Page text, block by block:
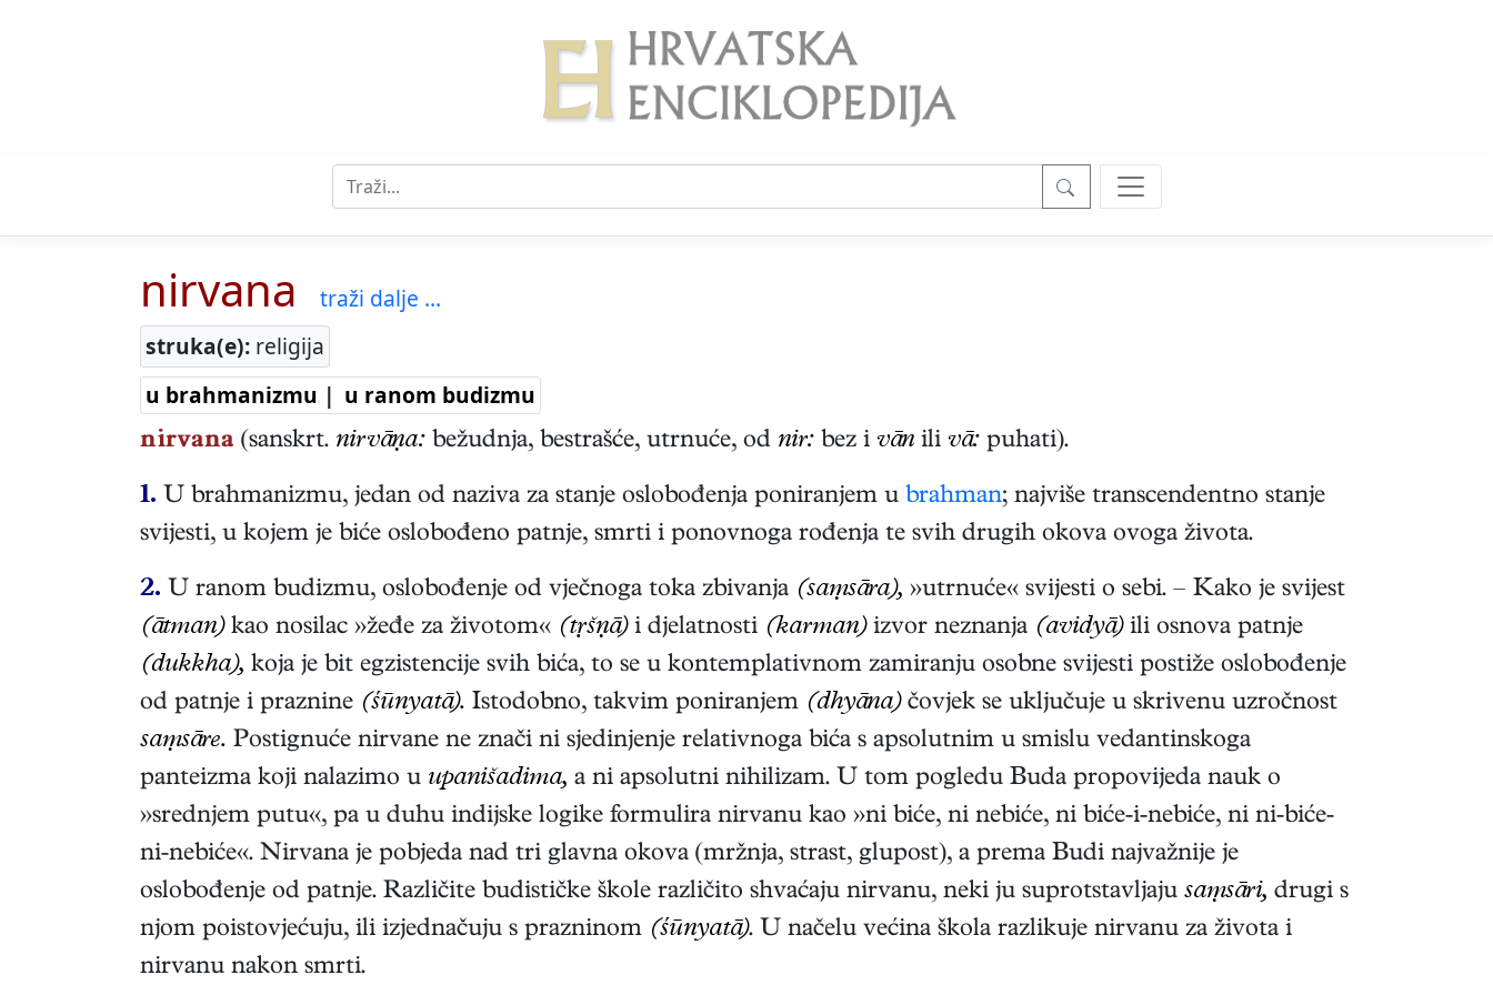
nirvana
traži dalje ...
struka(e): religija
u brahmanizmu | u ranom budizmu
nirvana (sanskrt. nirvāṇa: bežudnja, bestrašće, utrnuće, od nir: bez i vān ili vā: puhati).
1. U brahmanizmu, jedan od naziva za stanje oslobođenja poniranjem u brahman; najviše transcendentno stanje
svijesti, u kojem je biće oslobođeno patnje, smrti i ponovnoga rođenja te svih drugih okova ovoga života.
2. U ranom budizmu, oslobođenje od vječnoga toka zbivanja (saṃsāra), »utrnuće« svijesti o sebi. – Kako je svijest
(ātman) kao nosilac »žeđe za životom« (tṛšṇā) i djelatnosti (karman) izvor neznanja (avidyā) ili osnova patnje
(dukkha), koja je bit egzistencije svih bića, to se u kontemplativnom zamiranju osobne svijesti postiže oslobođenje
od patnje i praznine (śūnyatā). Istodobno, takvim poniranjem (dhyāna) čovjek se uključuje u skrivenu uzročnost
saṃsāre. Postignuće nirvane ne znači ni sjedinjenje relativnoga bića s apsolutnim u smislu vedantinskoga
panteizma koji nalazimo u upanišadima, a ni apsolutni nihilizam. U tom pogledu Buda propovijeda nauk o
»srednjem putu«, pa u duhu indijske logike formulira nirvanu kao »ni biće, ni nebiće, ni biće-i-nebiće, ni ni-biće-
ni-nebiće«. Nirvana je pobjeda nad tri glavna okova (mržnja, strast, glupost), a prema Budi najvažnije je
oslobođenje od patnje. Različite budističke škole različito shvaćaju nirvanu, neki ju suprotstavljaju saṃsāri, drugi s
njom poistovjećuju, ili izjednačuju s prazninom (śūnyatā). U načelu većina škola razlikuje nirvanu za života i
nirvanu nakon smrti.